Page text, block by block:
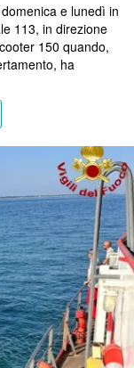
e lunedì in
113, in direzione
150 quando,
ha